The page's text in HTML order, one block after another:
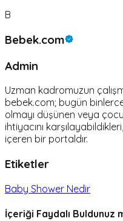
B
Bebek.com
Admin
Uzman kadromuzun
bebek.com; bugün
olmayı düşünen veya
ihtiyacını
içeren bir portaldır.
Etiketler
Baby Shower Nedir
İçeriği Faydalı Buldunuz